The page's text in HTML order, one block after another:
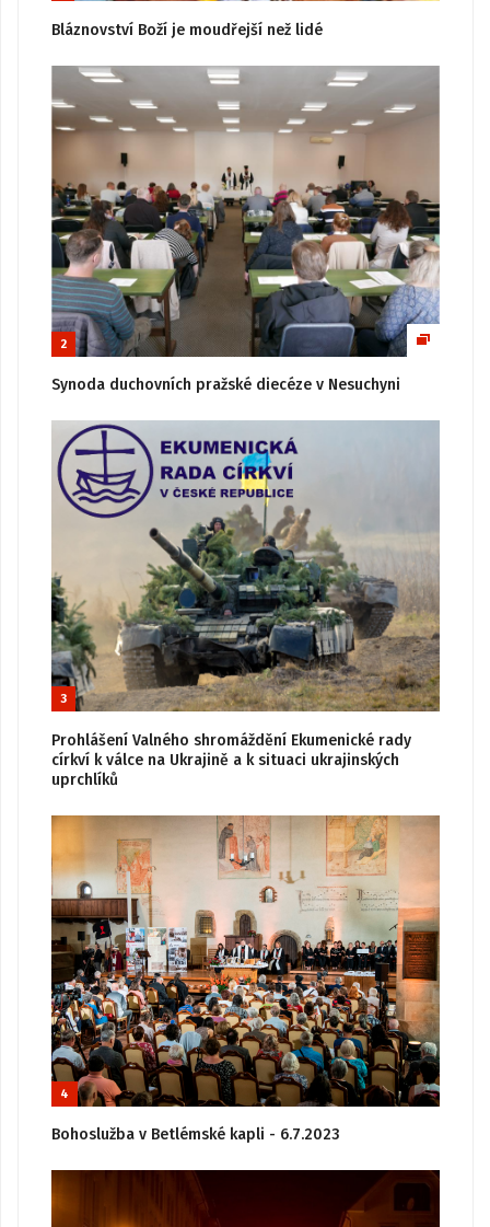
Bláznovství Boží je moudřejší než lidé
2
Synoda duchovních pražské diecéze v Nesuchyni
3
Prohlášení Valného shromáždění Ekumenické rady
církví k válce na Ukrajině a k situaci ukrajinských
uprchlíků
4
Bohoslužba v Betlémské kapli - 6.7.2023